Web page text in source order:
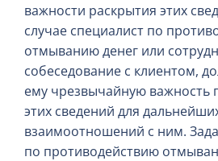
важности раскрытия этих
случае специалист по
отмыванию денег или
собеседование с клиентом,
ему чрезвычайную важность
этих сведений для
взаимоотношений с ним.
по противодействию